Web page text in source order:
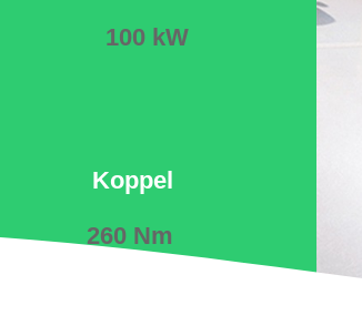
100 kW
Koppel
260 Nm